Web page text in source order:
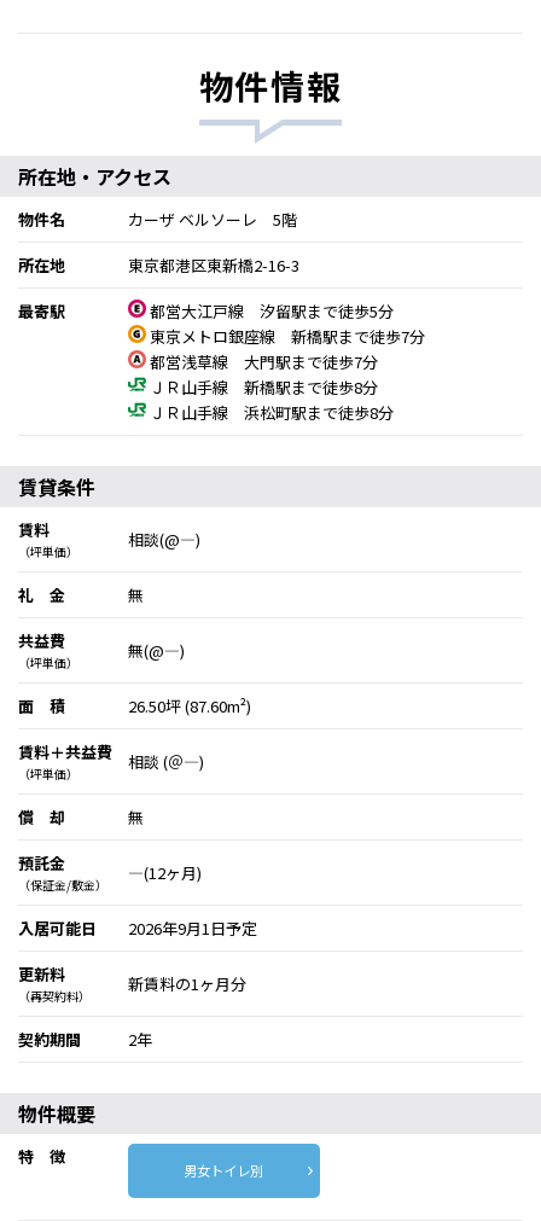
物件情報
所在地・アクセス
物件名
カーザ ベルソーレ 5階
所在地
東京都港区東新橋2-16-3
最寄駅
都営大江戸線 汐留駅まで徒歩5分
東京メトロ銀座線 新橋駅まで徒歩7分
都営浅草線 大門駅まで徒歩7分
ＪＲ山手線 新橋駅まで徒歩8分
ＪＲ山手線 浜松町駅まで徒歩8分
賃貸条件
賃料
（坪単価）
相談(@―)
礼 金
無
共益費
（坪単価）
無(@―)
面 積
26.50坪 (87.60m²)
賃料＋共益費
（坪単価）
相談 (＠―)
償 却
無
預託金
（保証金/敷金）
―(12ヶ月)
入居可能日
2026年9月1日予定
更新料
（再契約料）
新賃料の1ヶ月分
契約期間 2年
物件概要
特 徴
男女トイレ別